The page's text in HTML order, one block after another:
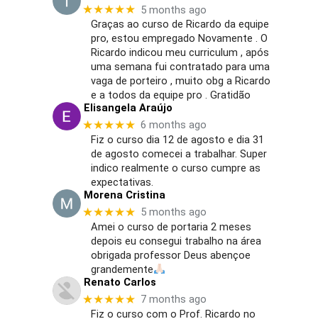
★★★★★ 5 months ago
Graças ao curso de Ricardo da equipe
pro, estou empregado Novamente . O
Ricardo indicou meu curriculum , após
uma semana fui contratado para uma
vaga de porteiro , muito obg a Ricardo
e a todos da equipe pro . Gratidão
Elisangela Araújo
★★★★★ 6 months ago
Fiz o curso dia 12 de agosto e dia 31
de agosto comecei a trabalhar. Super
indico realmente o curso cumpre as
expectativas.
Morena Cristina
★★★★★ 5 months ago
Amei o curso de portaria 2 meses
depois eu consegui trabalho na área
obrigada professor Deus abençoe
grandemente
Renato Carlos
★★★★★ 7 months ago
Fiz o curso com o Prof. Ricardo no